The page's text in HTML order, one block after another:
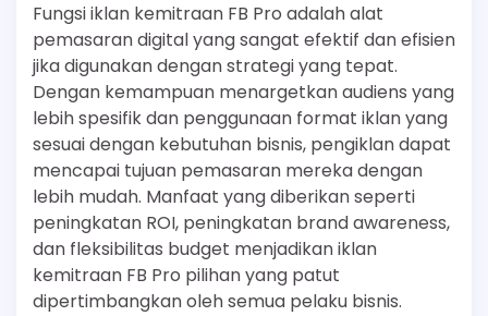
Fungsi iklan kemitraan FB Pro adalah alat
pemasaran digital yang sangat efektif dan efisien
jika digunakan dengan strategi yang tepat.
Dengan kemampuan menargetkan audiens yang
lebih spesifik dan penggunaan format iklan yang
sesuai dengan kebutuhan bisnis, pengiklan dapat
mencapai tujuan pemasaran mereka dengan
lebih mudah. Manfaat yang diberikan seperti
peningkatan ROI, peningkatan brand awareness,
dan fleksibilitas budget menjadikan iklan
kemitraan FB Pro pilihan yang patut
dipertimbangkan oleh semua pelaku bisnis.